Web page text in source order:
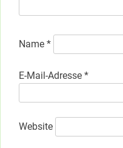
Name *
E-Mail-Adresse *
Website